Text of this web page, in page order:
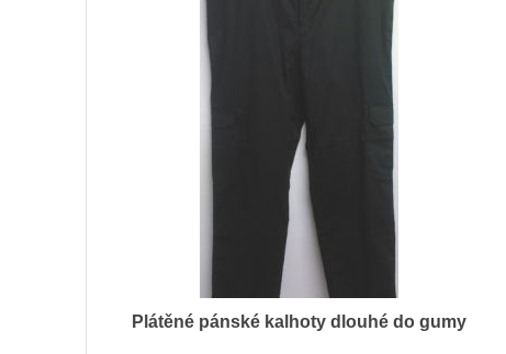
Plátěné pánské kalhoty dlouhé do gumy